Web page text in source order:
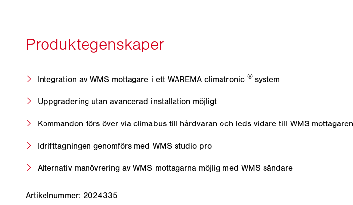
Integration av WMS mottagare i ett WAREMA climatronic ® system
Uppgradering utan avancerad installation möjligt
Kommandon förs över via climabus till hårdvaran och leds vidare till WMS mottagaren
Idrifttagningen genomförs med WMS studio pro
Alternativ manövrering av WMS mottagarna möjlig med WMS sändare
Artikelnummer: 2024335